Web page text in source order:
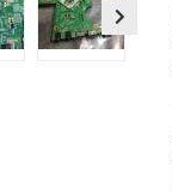
Next